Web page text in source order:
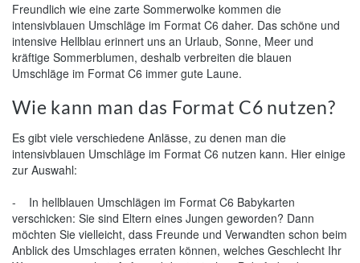
Freundlich wie eine zarte Sommerwolke kommen die
intensivblauen Umschläge im Format C6 daher. Das schöne und
intensive Hellblau erinnert uns an Urlaub, Sonne, Meer und
kräftige Sommerblumen, deshalb verbreiten die blauen
Umschläge im Format C6 immer gute Laune.
Wie kann man das Format C6 nutzen?
Es gibt viele verschiedene Anlässe, zu denen man die
intensivblauen Umschläge im Format C6 nutzen kann. Hier einige
zur Auswahl:
- In hellblauen Umschlägen im Format C6 Babykarten
verschicken: Sie sind Eltern eines Jungen geworden? Dann
möchten Sie vielleicht, dass Freunde und Verwandten schon beim
Anblick des Umschlages erraten können, welches Geschlecht Ihr